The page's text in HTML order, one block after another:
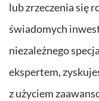
lub zrzeczenia się
świadomych
niezależnego
ekspertem,
z użyciem